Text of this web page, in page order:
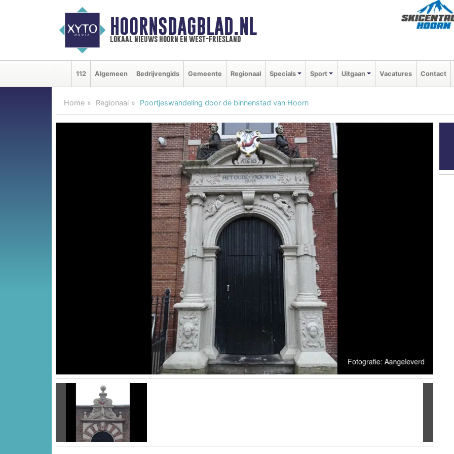
HOORNSDAGBLAD.NL
lokaal nieuws hoorn en west-friesland
112 Algemeen Bedrijvengids Gemeente Regionaal Specials Sport Uitgaan Vacatures Contact
Home Regionaal Poortjeswandeling door de binnenstad van Hoorn
Vorige